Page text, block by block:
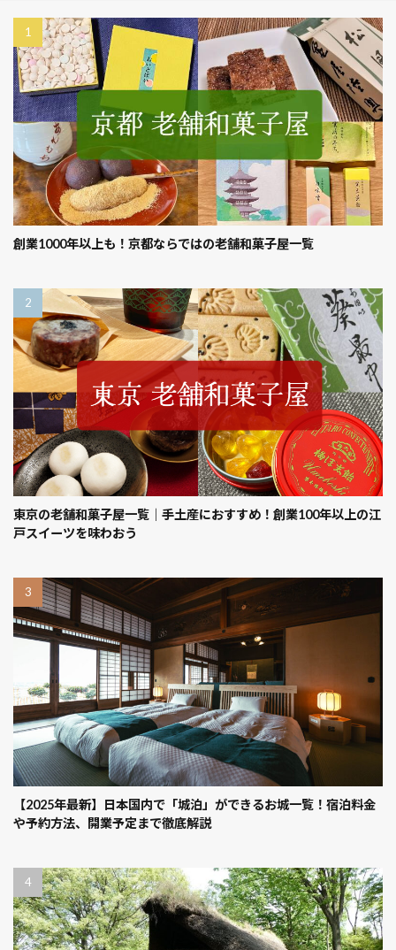
創業1000年以上も！京都ならではの老舗和菓子屋一覧
東京の老舗和菓子屋一覧｜手土産におすすめ！創業100年以上の江
戸スイーツを味わおう
【2025年最新】日本国内で「城泊」ができるお城一覧！宿泊料金
や予約方法、開業予定まで徹底解説